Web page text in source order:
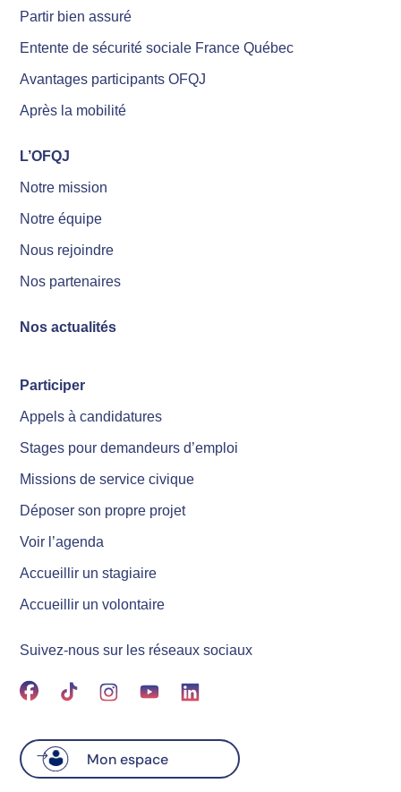
Partir bien assuré
Entente de sécurité sociale France Québec
Avantages participants OFQJ
Après la mobilité
L’OFQJ
Notre mission
Notre équipe
Nous rejoindre
Nos partenaires
Nos actualités
Participer
Appels à candidatures
Stages pour demandeurs d’emploi
Missions de service civique
Déposer son propre projet
Voir l’agenda
Accueillir un stagiaire
Accueillir un volontaire
Suivez-nous sur les réseaux sociaux
Mon espace